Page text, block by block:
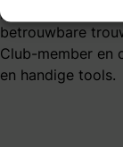
persoonlijk willen
betrouwbare
Club-member en
en handige tools.